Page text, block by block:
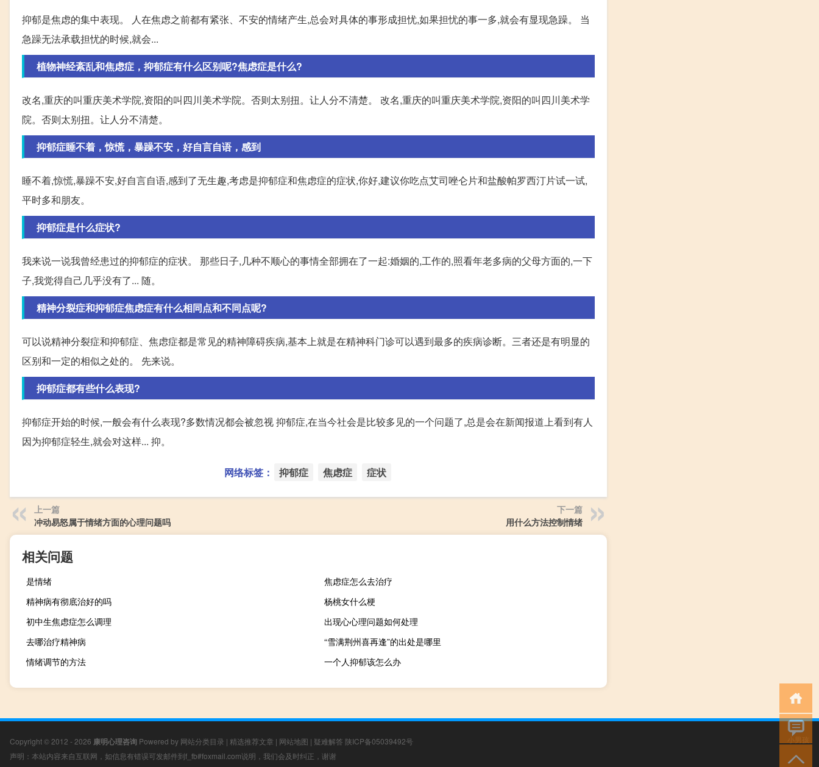
抑郁是焦虑的集中表现。 人在焦虑之前都有紧张、不安的情绪产生,总会对具体的事形成担忧,如果担忧的事一多,就会有显现急躁。 当
急躁无法承载担忧的时候,就会...
植物神经紊乱和焦虑症，抑郁症有什么区别呢?焦虑症是什么?
改名,重庆的叫重庆美术学院,资阳的叫四川美术学院。否则太别扭。让人分不清楚。 改名,重庆的叫重庆美术学院,资阳的叫四川美术学
院。否则太别扭。让人分不清楚。
抑郁症睡不着，惊慌，暴躁不安，好自言自语，感到
睡不着,惊慌,暴躁不安,好自言自语,感到了无生趣,考虑是抑郁症和焦虑症的症状,你好,建议你吃点艾司唑仑片和盐酸帕罗西汀片试一试,
平时多和朋友。
抑郁症是什么症状?
我来说一说我曾经患过的抑郁症的症状。 那些日子,几种不顺心的事情全部拥在了一起:婚姻的,工作的,照看年老多病的父母方面的,一下
子,我觉得自己几乎没有了... 随。
精神分裂症和抑郁症焦虑症有什么相同点和不同点呢?
可以说精神分裂症和抑郁症、焦虑症都是常见的精神障碍疾病,基本上就是在精神科门诊可以遇到最多的疾病诊断。三者还是有明显的
区别和一定的相似之处的。 先来说。
抑郁症都有些什么表现?
抑郁症开始的时候,一般会有什么表现?多数情况都会被忽视 抑郁症,在当今社会是比较多见的一个问题了,总是会在新闻报道上看到有人
因为抑郁症轻生,就会对这样... 抑。
网络标签： 抑郁症 焦虑症 症状
上一篇
冲动易怒属于情绪方面的心理问题吗
下一篇
用什么方法控制情绪
相关问题
是情绪
焦虑症怎么去治疗
精神病有彻底治好的吗
杨桃女什么梗
初中生焦虑症怎么调理
出现心心理问题如何处理
去哪治疗精神病
“雪满荆州喜再逢”的出处是哪里
情绪调节的方法
一个人抑郁该怎么办
Copyright © 2012 - 2026 康明心理咨询 Powered by 网站分类目录 | 精选推荐文章 | 网站地图 | 疑难解答 陕ICP备05039492号
声明：本站内容来自互联网，如信息有错误可发邮件到f_fb#foxmail.com说明，我们会及时纠正，谢谢
小男孩